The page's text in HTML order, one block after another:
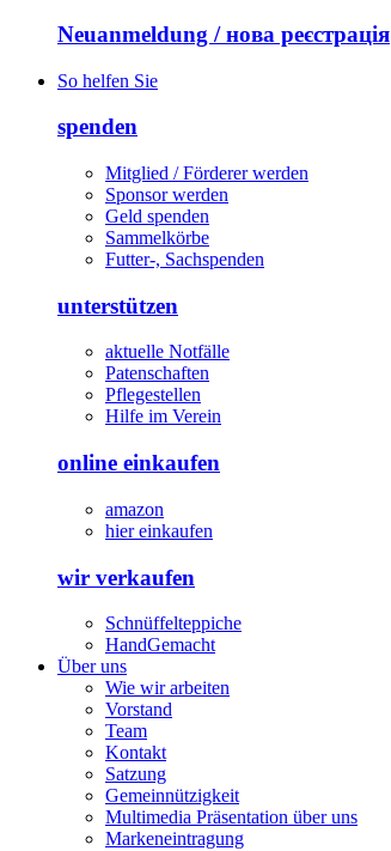
Neuanmeldung / нова реєстрація
So helfen Sie
spenden
Mitglied / Förderer werden
Sponsor werden
Geld spenden
Sammelkörbe
Futter-, Sachspenden
unterstützen
aktuelle Notfälle
Patenschaften
Pflegestellen
Hilfe im Verein
online einkaufen
amazon
hier einkaufen
wir verkaufen
Schnüffelteppiche
HandGemacht
Über uns
Wie wir arbeiten
Vorstand
Team
Kontakt
Satzung
Gemeinnützigkeit
Multimedia Präsentation über uns
Markeneintragung